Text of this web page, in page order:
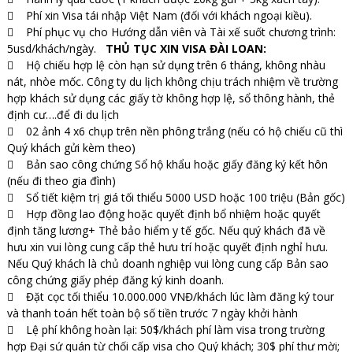
 Phí xin Visa tái nhập Việt Nam (đối với khách ngoại kiều).
 Phí phục vụ cho Hướng dẫn viên và Tài xế suốt chương trình:
5usd/khách/ngày.
THỦ TỤC XIN VISA ĐÀI LOAN:
 Hộ chiếu hợp lệ còn hạn sử dụng trên 6 tháng, không nhàu
nát, nhòe mốc. Công ty du lịch không chịu trách nhiệm về trường
hợp khách sử dụng các giấy tờ không hợp lệ, sổ thông hành, thẻ
định cư….để đi du lịch
 02 ảnh 4 x6 chụp trên nền phông trắng (nếu có hộ chiếu cũ thì
Quý khách gửi kèm theo)
 Bản sao công chứng Sổ hộ khẩu hoặc giấy đăng ký kết hôn
(nếu đi theo gia đình)
 Sổ tiết kiệm trị giá tối thiểu 5000 USD hoặc 100 triệu (Bản gốc)
 Hợp đồng lao động hoặc quyết định bổ nhiệm hoặc quyết
định tăng lương+ Thẻ bảo hiểm y tế gốc. Nếu quý khách đã về
hưu xin vui lòng cung cấp thẻ hưu trí hoặc quyết định nghỉ hưu.
Nếu Quý khách là chủ doanh nghiệp vui lòng cung cấp Bản sao
công chứng giấy phép đăng ký kinh doanh.
 Đặt cọc tối thiểu 10.000.000 VNĐ/khách lúc làm đăng ký tour
và thanh toán hết toàn bộ số tiền trước 7 ngày khởi hành
 Lệ phí không hoàn lại: 50$/khách phí làm visa trong trường
hợp Đại sứ quán từ chối cấp visa cho Quý khách; 30$ phí thư mời;